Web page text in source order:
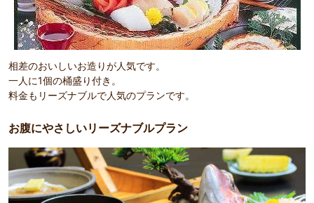
相差のおいしいお造りが人気です。
一人に1個の桶盛り付き。
料金もリーズナブルで人気のプランです。
お腹にやさしいリーズナブルプラン